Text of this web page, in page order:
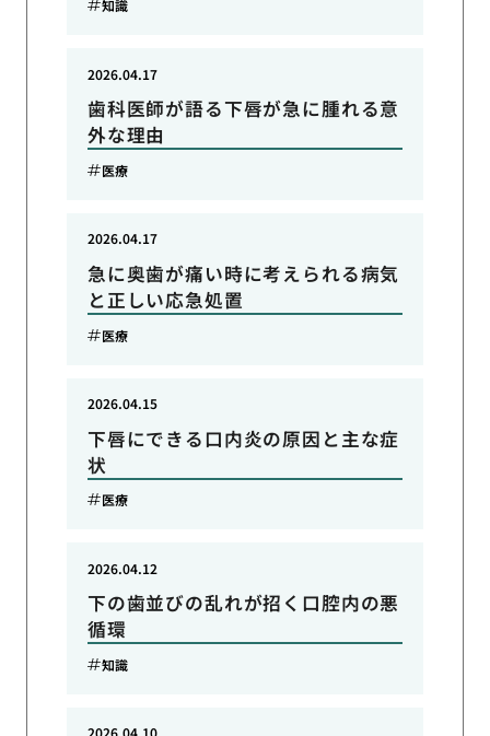
知識
歯科医師が語る下唇が急に腫れる意
外な理由
2026.04.17
医療
急に奥歯が痛い時に考えられる病気
と正しい応急処置
2026.04.17
医療
下唇にできる口内炎の原因と主な症
状
2026.04.15
医療
下の歯並びの乱れが招く口腔内の悪
循環
2026.04.12
知識